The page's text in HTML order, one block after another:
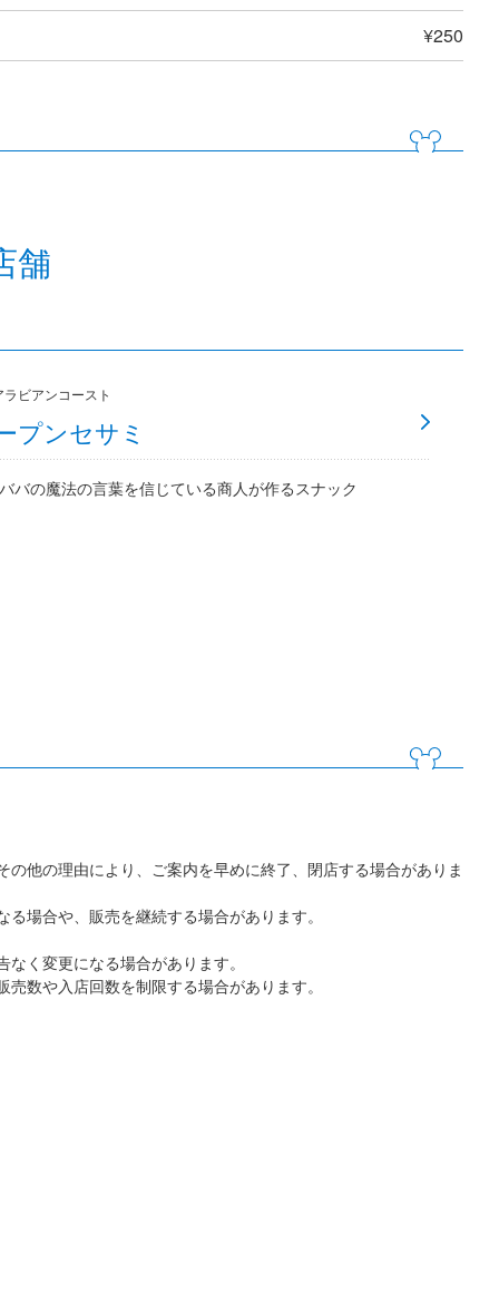
¥250
舗
ラビアンコースト
プンセサミ
バの魔法の言葉を信じている商人が作るスナック
他の理由により、ご案内を早めに終了、閉店する場合がありま
場合や、販売を継続する場合があります。
く変更になる場合があります。
数や入店回数を制限する場合があります。